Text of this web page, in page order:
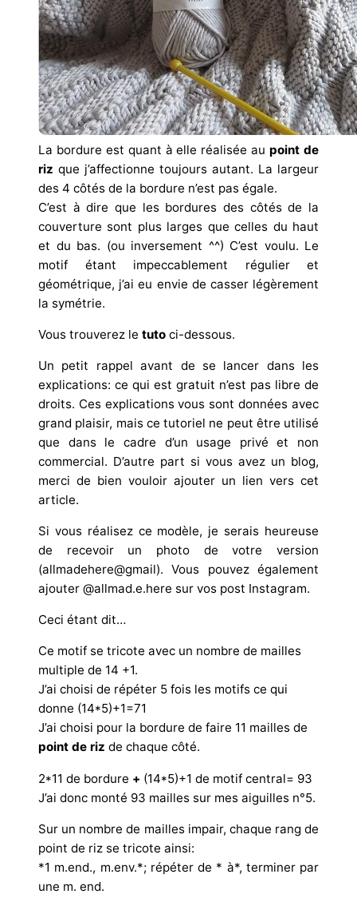
La bordure est quant à elle réalisée au point de
riz que j’affectionne toujours autant. La largeur
des 4 côtés de la bordure n’est pas égale.
C’est à dire que les bordures des côtés de la
couverture sont plus larges que celles du haut
et du bas. (ou inversement ^^) C’est voulu. Le
motif étant impeccablement régulier et
géométrique, j’ai eu envie de casser légèrement
la symétrie.
Vous trouverez le tuto ci-dessous.
Un petit rappel avant de se lancer dans les
explications: ce qui est gratuit n’est pas libre de
droits. Ces explications vous sont données avec
grand plaisir, mais ce tutoriel ne peut être utilisé
que dans le cadre d’un usage privé et non
commercial. D’autre part si vous avez un blog,
merci de bien vouloir ajouter un lien vers cet
article.
Si vous réalisez ce modèle, je serais heureuse
de recevoir un photo de votre version
(allmadehere@gmail). Vous pouvez également
ajouter @allmad.e.here sur vos post Instagram.
Ceci étant dit…
Ce motif se tricote avec un nombre de mailles
multiple de 14 +1.
J’ai choisi de répéter 5 fois les motifs ce qui
donne (14*5)+1=71
J’ai choisi pour la bordure de faire 11 mailles de
point de riz de chaque côté.
2*11 de bordure + (14*5)+1 de motif central= 93
J’ai donc monté 93 mailles sur mes aiguilles n°5.
Sur un nombre de mailles impair, chaque rang de
point de riz se tricote ainsi:
*1 m.end., m.env.*; répéter de * à*, terminer par
une m. end.